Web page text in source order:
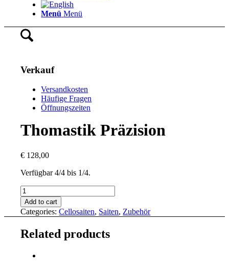
Menü Menü
Verkauf
Versandkosten
Häufige Fragen
Öffnungszeiten
Thomastik Präzision
€ 128,00
Verfügbar 4/4 bis 1/4.
Thomastik
Präzision
quantity
Add to cart
Categories:Cellosaiten, Saiten, Zubehör
Related products